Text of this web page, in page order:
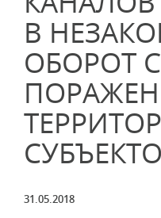
В
ОБОРОТ
31.05.2018